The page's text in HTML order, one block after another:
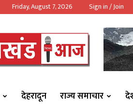
Friday, August 7, 2026 Sign in / Join
https://uttarakhandaaj.com/
देहरादून राज्य समाचार